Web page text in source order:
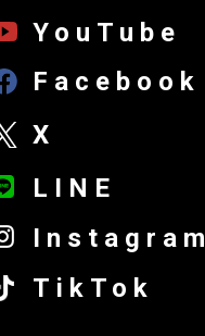
YouTube
Facebook
X
LINE
Instagram
TikTok